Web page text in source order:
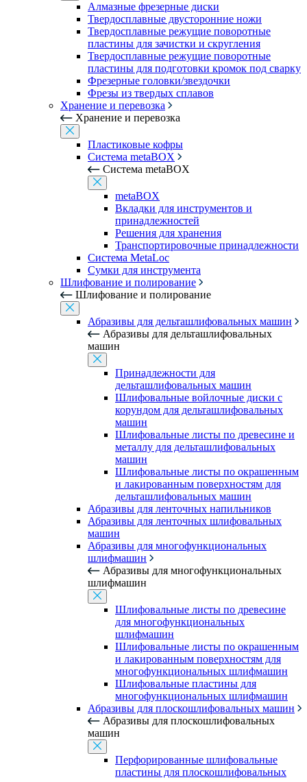
Алмазные фрезерные диски
Твердосплавные двусторонние ножи
Твердосплавные режущие поворотные
пластины для зачистки и скругления
Твердосплавные режущие поворотные
пластины для подготовки кромок под сварку
Фрезерные головки/звездочки
Фрезы из твердых сплавов
Хранение и перевозка
Хранение и перевозка
Пластиковые кофры
Система metaBOX
Система metaBOX
metaBOX
Вкладки для инструментов и
принадлежностей
Решения для хранения
Транспортировочные принадлежности
Система MetaLoc
Сумки для инструмента
Шлифование и полирование
Шлифование и полирование
Абразивы для дельташлифовальных машин
Абразивы для дельташлифовальных
машин
Принадлежности для
дельташлифовальных машин
Шлифовальные войлочные диски с
корундом для дельташлифовальных
машин
Шлифовальные листы по древесине и
металлу для дельташлифовальных
машин
Шлифовальные листы по окрашенным
и лакированным поверхностям для
дельташлифовальных машин
Абразивы для ленточных напильников
Абразивы для ленточных шлифовальных
машин
Абразивы для многофункциональных
шлифмашин
Абразивы для многофункциональных
шлифмашин
Шлифовальные листы по древесине
для многофункциональных
шлифмашин
Шлифовальные листы по окрашенным
и лакированным поверхностям для
многофункциональных шлифмашин
Шлифовальные пластины для
многофункциональных шлифмашин
Абразивы для плоскошлифовальных машин
Абразивы для плоскошлифовальных
машин
Перфорированные шлифовальные
пластины для плоскошлифовальных